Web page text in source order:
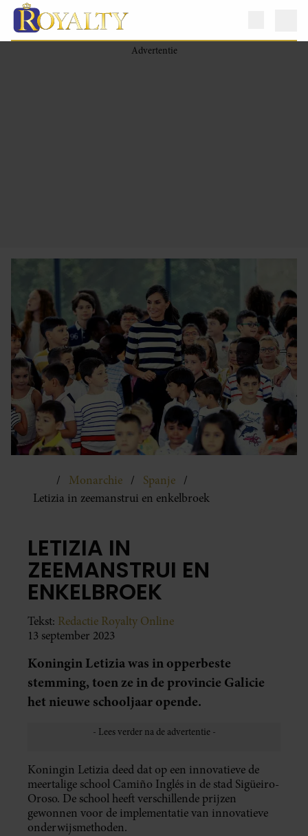
Monarchie
Spanje
Letizia in zeemanstrui en enkelbroek
LETIZIA IN
ZEEMANSTRUI EN
ENKELBROEK
Tekst: Redactie Royalty Online
13 september 2023
Koningin Letizia was in opperbeste
stemming, toen ze in de provincie Galicie
het nieuwe schooljaar opende.
Koningin Letizia deed dat op een innovatieve de
meertalige school Camiño Inglés in de stad Sigüeiro-
Oroso. De school heeft verschillende prijzen
gewonnen voor de implementatie van innovatieve
onderwijsmethoden.